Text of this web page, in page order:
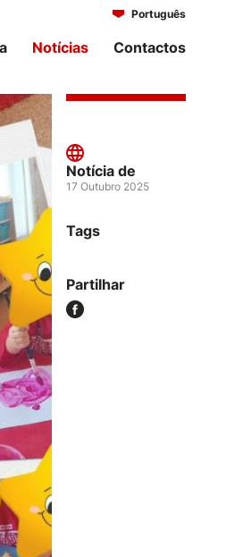
Notícias Contactos
Português
Italiano
Notícia de
17 Outubro 2025
Tags
Partilhar